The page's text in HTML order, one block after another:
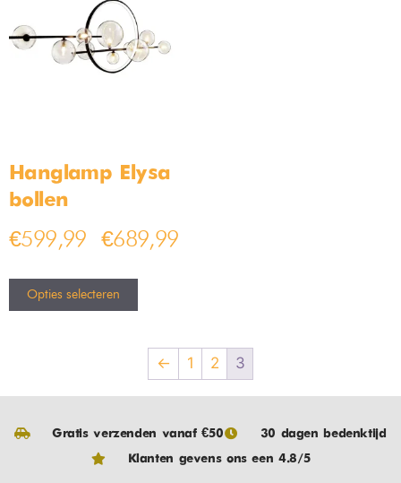
Hanglamp Elysa
bollen
€599,99 €689,99
Opties selecteren
← 1 2 3
Gratis verzenden vanaf €50
30 dagen bedenktijd
Klanten gevens ons een 4.8/5